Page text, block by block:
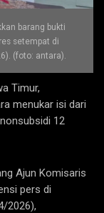
barang bukti
setempat di
(foto: antara).
Timur,
menukar isi dari
12
Ajun Komisaris
pers di
2026),